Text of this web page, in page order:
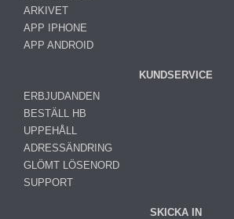
ARKIVET
APP IPHONE
APP ANDROID
KUNDSERVICE
ERBJUDANDEN
BESTÄLL HB
UPPEHÅLL
ADRESSÄNDRING
GLÖMT LÖSENORD
SUPPORT
SKICKA IN